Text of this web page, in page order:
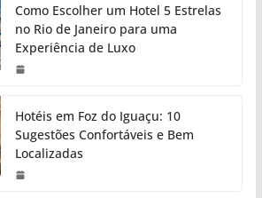
Como Escolher um Hotel 5 Estrelas
no Rio de Janeiro para uma
Experiência de Luxo
Hotéis em Foz do Iguaçu: 10
Sugestões Confortáveis e Bem
Localizadas